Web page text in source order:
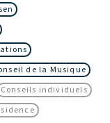
de la Musique
Conseils individuels